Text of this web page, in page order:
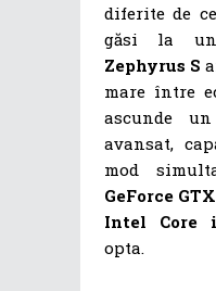
diferite de
găsi la un
Zephyrus S
mare între
ascunde
avansat,
mod
GeForce
Intel Core
opta.